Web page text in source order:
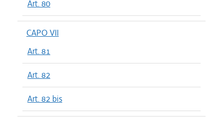
Art. 80
CAPO VII
Art. 81
Art. 82
Art. 82 bis